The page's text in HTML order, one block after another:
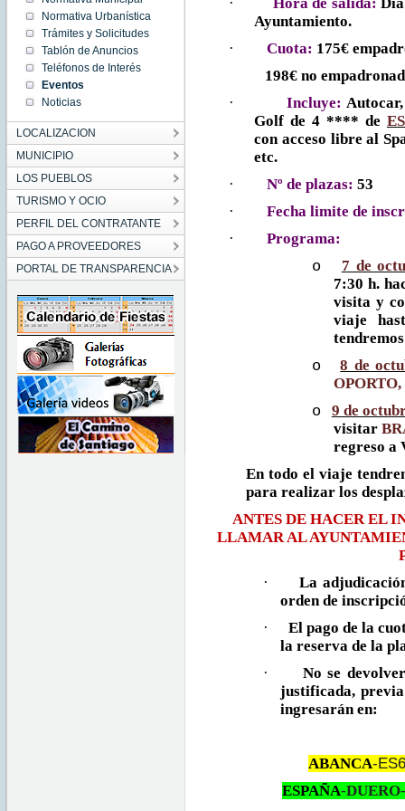
Normativa Urbanística
Trámites y Solicitudes
Tablón de Anuncios
Teléfonos de Interés
Eventos
Noticias
LOCALIZACION
MUNICIPIO
LOS PUEBLOS
TURISMO Y OCIO
PERFIL DEL CONTRATANTE
PAGO A PROVEEDORES
PORTAL DE TRANSPARENCIA
Ayuntamiento.
·
Cuota: 175€
198€ no
·
Incluye:
Golf de 4 **** de
con acceso libre al
etc.
·
Nº de plazas: 53
·
Fecha limite de
·
Programa:
o
7 de
7:30 h.
visita y
viaje
o
8 de
OPORTO,
o
9 de
visitar
regreso a
En todo el viaje
para realizar los
ANTES DE HACER EL
LLAMAR AL
·
La
orden de
·
El pago de la
la reserva de la
·
No se
justificada,
ingresarán en:
ABANCA-
ESPAÑA-DUERO